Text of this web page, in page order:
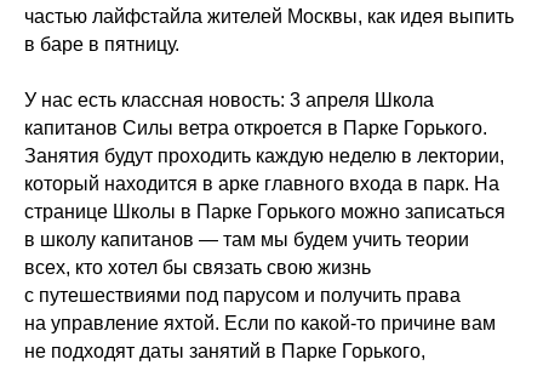
частью лайфстайла жителей Москвы, как идея выпить
в баре в пятницу.
У нас есть классная новость: 3 апреля Школа
капитанов Силы ветра откроется в Парке Горького.
Занятия будут проходить каждую неделю в лектории,
который находится в арке главного входа в парк. На
странице Школы в Парке Горького можно записаться
в школу капитанов — там мы будем учить теории
всех, кто хотел бы связать свою жизнь
с путешествиями под парусом и получить права
на управление яхтой. Если по какой-то причине вам
не подходят даты занятий в Парке Горького,